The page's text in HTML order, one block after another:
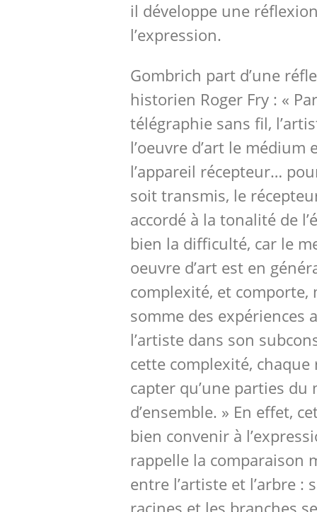
il développe une
l’expression.
Gombrich part d’une
historien Roger Fry : «
télégraphie sans fil,
l’oeuvre d’art le médium
l’appareil récepteur…
soit transmis, le
accordé à la tonalité de
bien la difficulté, car le
oeuvre d’art est en
complexité, et comporte,
somme des expériences
l’artiste dans son
cette complexité,
capter qu’une parties du
d’ensemble. » En effet,
bien convenir à
rappelle la comparaison
entre l’artiste et l’arbre :